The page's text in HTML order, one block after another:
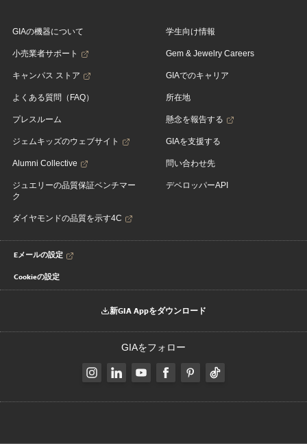
GIAの機器について
小売業者サポート
キャンパス ストア
よくある質問（FAQ）
プレスルーム
ジェムキッズのウェブサイト
Alumni Collective
ジュエリーの品質保証ベンチマー
ク
ダイヤモンドの品質を示す4C
学生向け情報
Gem & Jewelry Careers
GIAでのキャリア
所在地
懸念を報告する
GIAを支援する
問い合わせ先
デベロッパーAPI
Eメールの設定
Cookieの設定
新GIA Appをダウンロード
GIAをフォロー